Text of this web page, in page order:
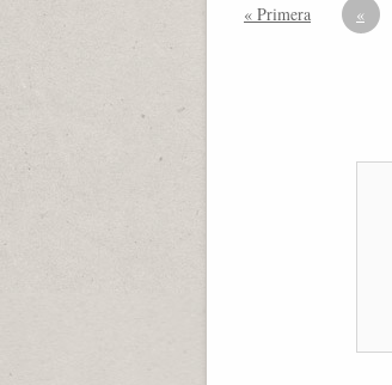
« Primera «